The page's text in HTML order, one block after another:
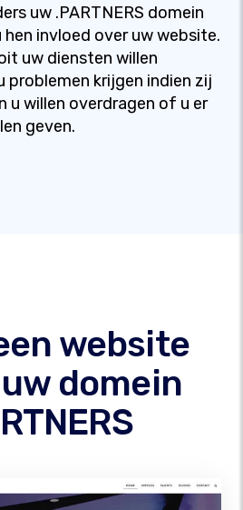
uw .PARTNERS domein
invloed over uw website.
uw diensten willen
problemen krijgen indien zij
u willen overdragen of u er
geven.
website
domein